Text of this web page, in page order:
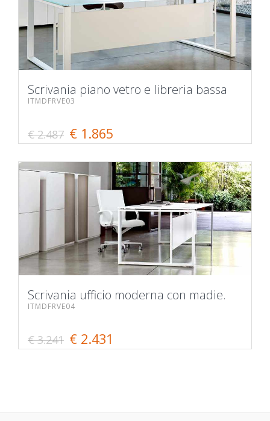
Scrivania piano vetro e libreria bassa
ITMDFRVE03
€ 2.487 € 1.865
Scrivania ufficio moderna con madie.
ITMDFRVE04
€ 3.241 € 2.431